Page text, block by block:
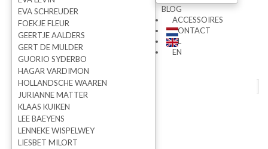
EVA SCHREUDER
FOEKJE FLEUR
GEERTJE AALDERS
GERT DE MULDER
GUORIO SYDERBO
HAGAR VARDIMON
HOLLANDSCHE WAAREN
JURIANNE MATTER
KLAAS KUIKEN
LEE BAEYENS
LENNEKE WISPELWEY
LIESBET MILORT
BLOG
ACCESSOIRES
CONTACT
NL
EN
ZOEK
terug naar overzicht
Sporen XIII